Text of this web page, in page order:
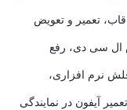
تعمیر و تعویض
ال سی دی، رفع
نرم افزاری،
آیفون در نمایندگی